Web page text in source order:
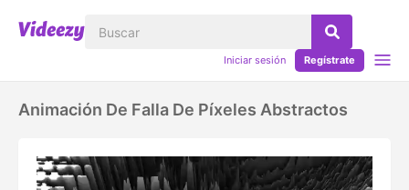
Iniciar sesión Regístrate
Animación De Falla De Píxeles Abstractos